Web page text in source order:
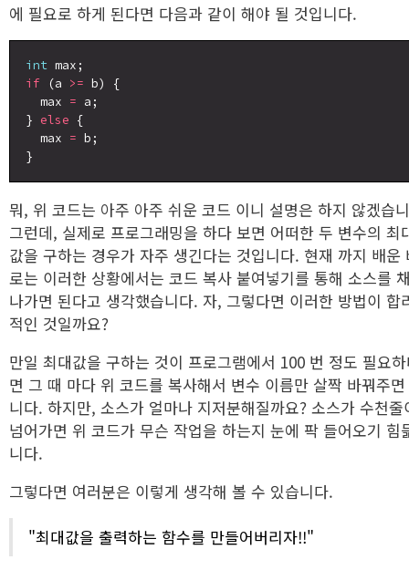
에 필요로 하게 된다면 다음과 같이 해야 될 것입니다.
int
if (a >= b) {
  max
= a;
} else {
  max
= b;
뭐, 위 코드는 아주 아주 쉬운 코드 이니 설명은 하지 않겠습
그런데, 실제로 프로그래밍을 하다 보면 어떠한 두 변수의 최
값을 구하는 경우가 자주 생긴다는 것입니다. 현재 까지 배운
로는 이러한 상황에서는 코드 복사 붙여넣기를 통해 소스를
나가면 된다고 생각했습니다. 자, 그렇다면 이러한 방법이 합
적인 것일까요?
만일 최대값을 구하는 것이 프로그램에서 100 번 정도 필요
면 그 때 마다 위 코드를 복사해서 변수 이름만 살짝 바꿔주
니다. 하지만, 소스가 얼마나 지저분해질까요? 소스가 수천줄
넘어가면 위 코드가 무슨 작업을 하는지 눈에 팍 들어오기 힘
니다.
그렇다면 여러분은 이렇게 생각해 볼 수 있습니다.
"최대값을 출력하는 함수를 만들어버리자!!"